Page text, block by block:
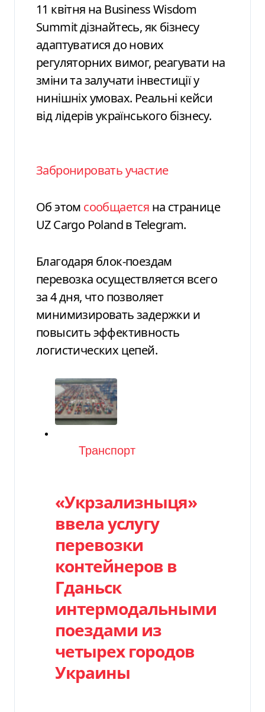
11 квітня на Business Wisdom
Summit дізнайтесь, як бізнесу
адаптуватися до нових
регуляторних вимог, реагувати на
зміни та залучати інвестиції у
нинішніх умовах. Реальні кейси
від лідерів українського бізнесу.
Забронировать участие
Об этом сообщается на странице
UZ Cargo Poland в Telegram.
Благодаря блок-поездам
перевозка осуществляется всего
за 4 дня, что позволяет
минимизировать задержки и
повысить эффективность
логистических цепей.
Категория
Транспорт
«Укрзализныця»
ввела услугу
перевозки
контейнеров в
Гданьск
интермодальными
поездами из
четырех городов
Украины